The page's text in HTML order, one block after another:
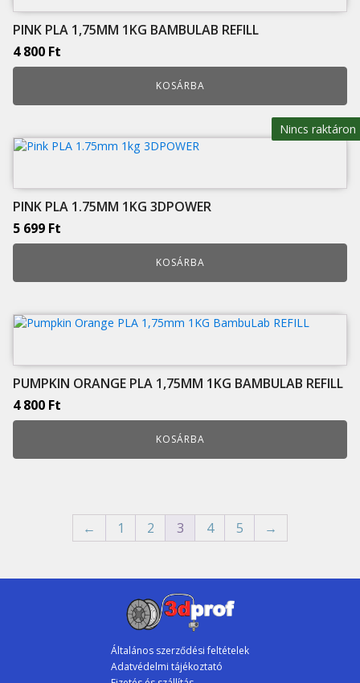
PINK PLA 1,75MM 1KG BAMBULAB REFILL
4 800 Ft
KOSÁRBA
Nincs raktáron
PINK PLA 1.75MM 1KG 3DPOWER
5 699 Ft
KOSÁRBA
PUMPKIN ORANGE PLA 1,75MM 1KG BAMBULAB REFILL
4 800 Ft
KOSÁRBA
← 1 2 3 4 5 →
Általános szerződési feltételek
Adatvédelmi tájékoztató